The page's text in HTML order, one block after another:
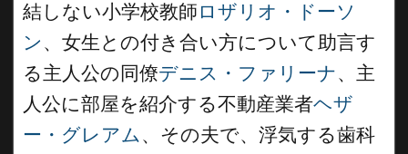
結しない小学校教師 ロザリオ・ドーソ
ン 、女生との付き合い方について助言す
る主人公の同僚デニス・ファリーナ、主
人公に部屋を紹介する不動産業者ヘザ
ー・グレアム、その夫で、浮気する歯科